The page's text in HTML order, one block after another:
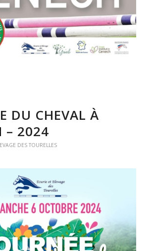
DU CHEVAL À
– 2024
DES TOURELLES